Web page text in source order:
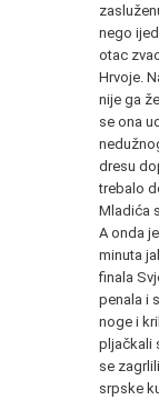
nego
otac
Hrvoje.
nije ga
se ona
dresu
trebalo
Mladića
A onda
minuta
finala
penala i
noge i
pljačkali
se
srpske